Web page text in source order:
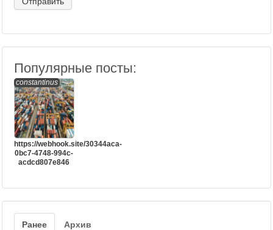
Популярные посты:
constantinus
https://webhook.site/30344aca-
0bc7-4748-994c-
acdcd807e846
Ранее Архив